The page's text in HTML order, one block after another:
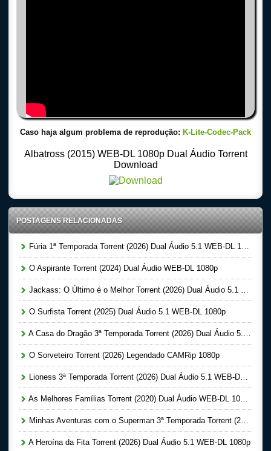
Caso haja algum problema de reprodução: K-Lite-Codec-Pack
Albatross (2015) WEB-DL 1080p Dual Áudio Torrent
Download
POSTAGENS RELACIONADAS
Fúria 1ª Temporada Torrent (2026) Dual Áudio 5.1 WEB-DL 1080p
O Aspirante Torrent (2024) Dual Áudio WEB-DL 1080p
Jackass: O Último é o Melhor Torrent (2026) Dual Áudio 5.1 WEB-DL 1080p
O Surfista Torrent (2025) Dual Áudio 5.1 WEB-DL 1080p
A Casa do Dragão 3ª Temporada Torrent (2026) Dual Áudio 5.1 WEB-DL 1080p
O Sorveteiro Torrent (2026) Legendado CAMRip 1080p
Lioness 3ª Temporada Torrent (2026) Dual Áudio 5.1 WEB-DL 1080p
As Melhores Famílias Torrent (2020) Dual Áudio WEB-DL 1080p
Minhas Aventuras com o Superman 3ª Temporada Torrent (2026) Dual Áudio 5.1 WEB-DL 1080p
A Heroína da Fita Torrent (2026) Dual Áudio 5.1 WEB-DL 1080p